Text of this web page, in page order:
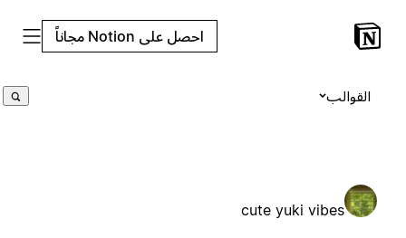
احصل على Notion مجاناً
القوالب
cute yuki vibes